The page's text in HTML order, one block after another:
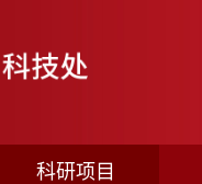
科研项目